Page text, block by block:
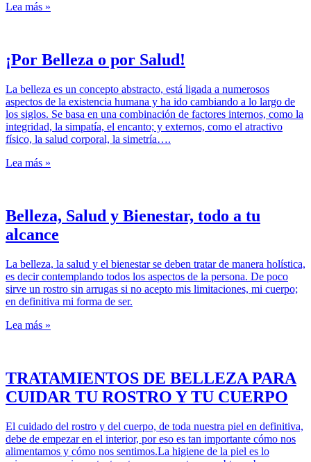
Lea más »
¡Por Belleza o por Salud!
La belleza es un concepto abstracto, está ligada a numerosos
aspectos de la existencia humana y ha ido cambiando a lo largo de
los siglos. Se basa en una combinación de factores internos, como la
integridad, la simpatía, el encanto; y externos, como el atractivo
físico, la salud corporal, la simetría….
Lea más »
Belleza, Salud y Bienestar, todo a tu
alcance
La belleza, la salud y el bienestar se deben tratar de manera holística,
es decir contemplando todos los aspectos de la persona. De poco
sirve un rostro sin arrugas si no acepto mis limitaciones, mi cuerpo;
en definitiva mi forma de ser.
Lea más »
TRATAMIENTOS DE BELLEZA PARA
CUIDAR TU ROSTRO Y TU CUERPO
El cuidado del rostro y del cuerpo, de toda nuestra piel en definitiva,
debe de empezar en el interior, por eso es tan importante cómo nos
alimentamos y cómo nos sentimos.La higiene de la piel es lo